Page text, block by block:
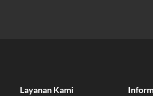
Layanan Kami